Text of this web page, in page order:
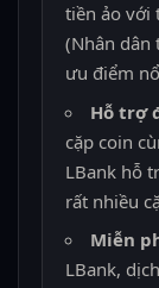
tiền ảo với
(Nhân dân
ưu điểm
Hỗ trợ
cặp coin
LBank hỗ
rất nhiều
Miễn
LBank,